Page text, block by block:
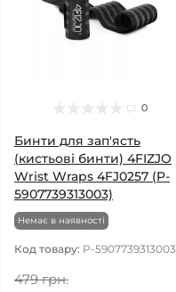
0
Бинти для зап'ясть
(кистьові бинти) 4FIZJO
Wrist Wraps 4FJ0257 (P-
5907739313003)
Немає в наявності
Код товару: P-5907739313003
479 грн.